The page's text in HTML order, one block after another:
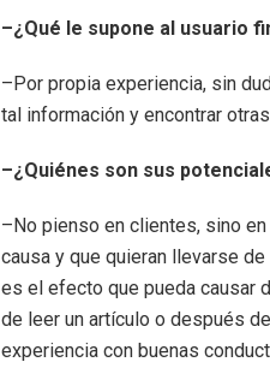
–¿Qué le supone al usuario
–Por propia experiencia, sin
tal información y encontrar
–¿Quiénes son sus
–No pienso en clientes, sino
causa y que quieran llevarse
es el efecto que pueda causar
de leer un artículo o después
experiencia con buenas